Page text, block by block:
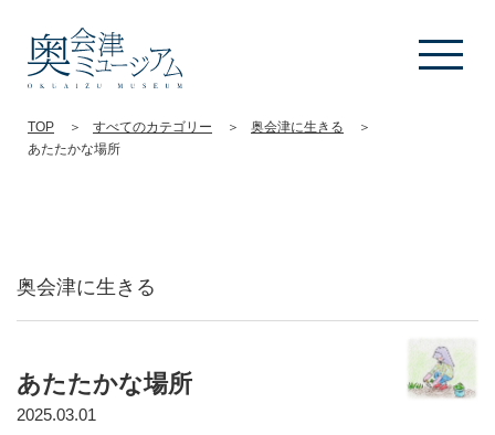
TOP すべてのカテゴリー
奥会津に生きる
あたたかな場所
奥会津に生きる
あたたかな場所
2025.03.01